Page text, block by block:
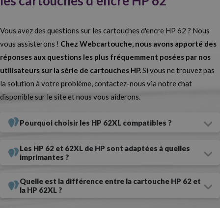
standard ou haute capacité ? Chez Webcartouche, vous pouvez les
vous les trouverez sur notre site au meilleur prix possible.Des
impressions de qualité optimale, à haute résolution et des textes
contraire vous préférez les cartouches génériques, sachez qu’elles
sont toutes de haute capacité, c’est-à-dire XL.
Notre recommandation ?
rapport qualité-prix,optez pour les cartouches d’encre HP 62
compatibles, elles ne vous décevront pas.
haute capacité
Vous avez des questions sur les cartouches d'encre HP 62 ? Nous
vous assisterons ! Chez Webcartouche, nous avons apporté des
réponses aux questions les plus fréquemment posées par nos
utilisateurs sur la série de cartouches HP.Si vous ne trouvez pas
la solution à votre problème, contactez-nous via notre chat
disponible sur le site et nous vous aiderons.
Pourquoi choisir les HP 62XL compatibles ?
Les HP 62 et 62XL de HP sont adaptées à quelles
imprimantes ?
Quelle est la différence entre la cartouche HP 62 et
la HP 62XL ?